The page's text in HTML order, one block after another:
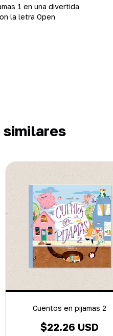
1 en una divertida
la letra Open
Cuentos en pijamas 2
$22.26 USD